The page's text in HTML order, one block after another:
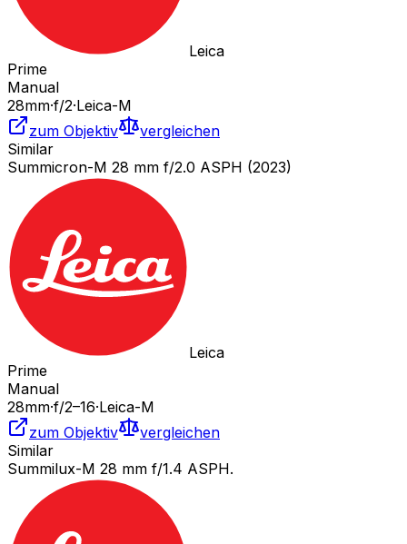
Leica
Prime
Manual
28mm·f/2·Leica-M
zum Objektiv
vergleichen
Similar
Summicron-M 28 mm f/2.0 ASPH (2023)
Leica
Prime
Manual
28mm·f/2–16·Leica-M
zum Objektiv
vergleichen
Similar
Summilux-M 28 mm f/1.4 ASPH.